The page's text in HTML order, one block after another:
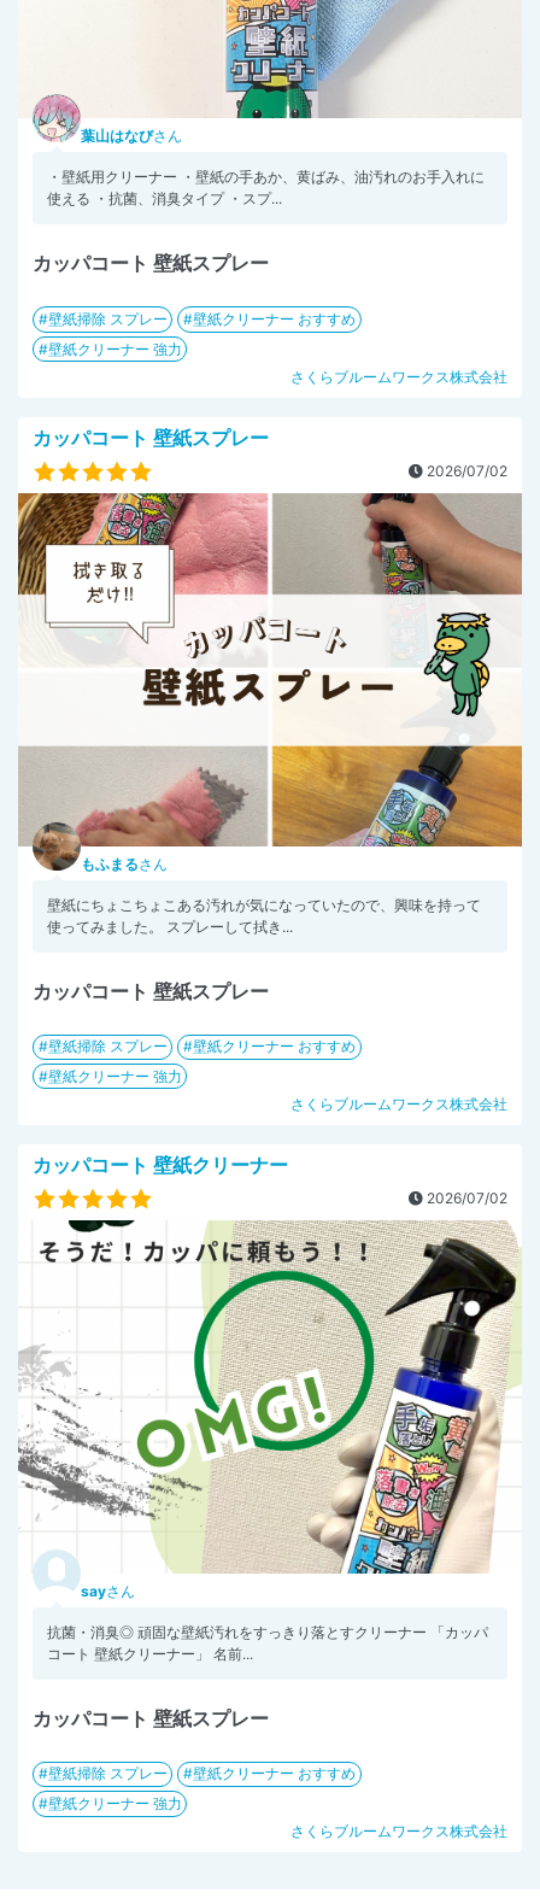
葉山はなびさん
・壁紙用クリーナー ・壁紙の手あか、黄ばみ、油汚れのお手入れに
使える ・抗菌、消臭タイプ ・スプ...
カッパコート 壁紙スプレー
壁紙掃除 スプレー
壁紙クリーナー おすすめ
壁紙クリーナー 強力
さくらブルームワークス株式会社
カッパコート 壁紙スプレー
2026/07/02
もふまるさん
壁紙にちょこちょこある汚れが気になっていたので、興味を持って
使ってみました。 スプレーして拭き...
カッパコート 壁紙スプレー
壁紙掃除 スプレー
壁紙クリーナー おすすめ
壁紙クリーナー 強力
さくらブルームワークス株式会社
カッパコート 壁紙クリーナー
2026/07/02
sayさん
抗菌・消臭◎ 頑固な壁紙汚れをすっきり落とすクリーナー 「カッパ
コート 壁紙クリーナー」 名前...
カッパコート 壁紙スプレー
壁紙掃除 スプレー
壁紙クリーナー おすすめ
壁紙クリーナー 強力
さくらブルームワークス株式会社